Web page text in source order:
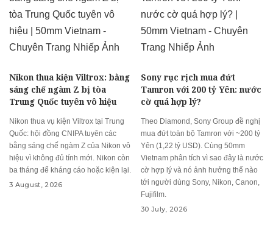
Nikon thua kiện Viltrox: bằng
sáng chế ngàm Z bị tòa
Trung Quốc tuyên vô hiệu
Nikon thua vụ kiện Viltrox tại Trung
Quốc: hội đồng CNIPA tuyên các
bằng sáng chế ngàm Z của Nikon vô
hiệu vì không đủ tính mới. Nikon còn
ba tháng để kháng cáo hoặc kiện lại.
3 August, 2026
Sony rục rịch mua đứt
Tamron với 200 tỷ Yên: nước
cờ quá hợp lý?
Theo Diamond, Sony Group đề nghị
mua đứt toàn bộ Tamron với ~200 tỷ
Yên (1,22 tỷ USD). Cùng 50mm
Vietnam phân tích vì sao đây là nước
cờ hợp lý và nó ảnh hưởng thế nào
tới người dùng Sony, Nikon, Canon,
Fujifilm.
30 July, 2026